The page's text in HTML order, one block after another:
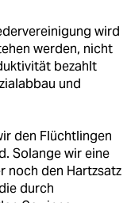
wird
werden, nicht
bezahlt
und
den Flüchtlingen
Solange wir eine
noch den Hartzsatz
durch